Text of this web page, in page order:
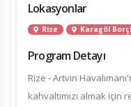
Lokasyonlar
Rize Karagöl
Program Detayı
Rize - Artvin
kahvaltımızı almak için